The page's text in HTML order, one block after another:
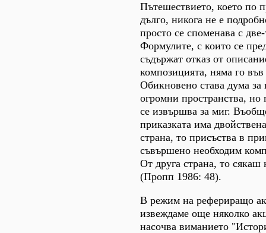
Пътешествието, което по
дълго, никога не е
просто се споменава с
Формулите, с които се
съдържат отказ от
композицията, няма го
Обикновено става дума за
огромни пространства, но
се извършва за миг.
приказката има
страна, то присъства в
съвършено необходим
От друга страна, то сякаш
(Пропп 1986: 48).
В режим на рефериращо
извеждаме още няколко
насочва виманието